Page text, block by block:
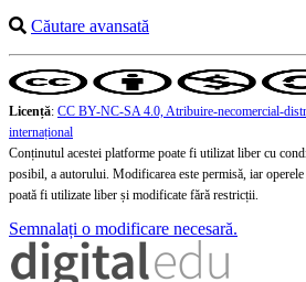
Căutare avansată
Licență: CC BY-NC-SA 4.0, Atribuire-necomercial-
internațional
Conținutul acestei platforme poate fi utilizat liber cu
posibil, a autorului. Modificarea este permisă, iar
poată fi utilizate liber și modificate fără restricții.
Semnalați o modificare necesară.